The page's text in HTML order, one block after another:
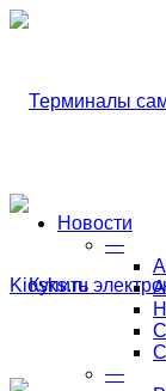
Новости
—
—